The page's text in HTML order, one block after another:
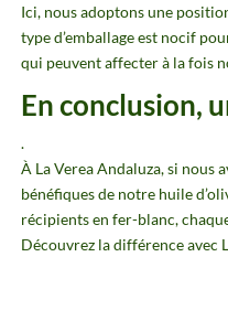
Ici, nous adoptons une
type d’emballage est nocif
qui peuvent affecter à la fois
En conclusion,
.
À La Verea Andaluza, si nous
bénéfiques de notre huile
récipients en fer-blanc,
Découvrez la différence avec